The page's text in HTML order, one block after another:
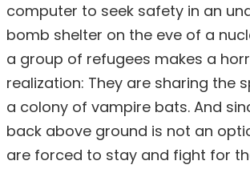
computer to seek safety in an
bomb shelter on the eve of a
a group of refugees makes a
realization: They are sharing the
a colony of vampire bats. And
back above ground is not an
are forced to stay and fight for